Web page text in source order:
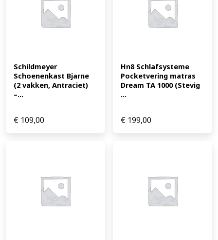
Schildmeyer
Schoenenkast Bjarne
(2 vakken, Antraciet)
–...
€ 109,00
Hn8 Schlafsysteme
Pocketvering matras
Dream TA 1000 (Stevig
...
€ 199,00